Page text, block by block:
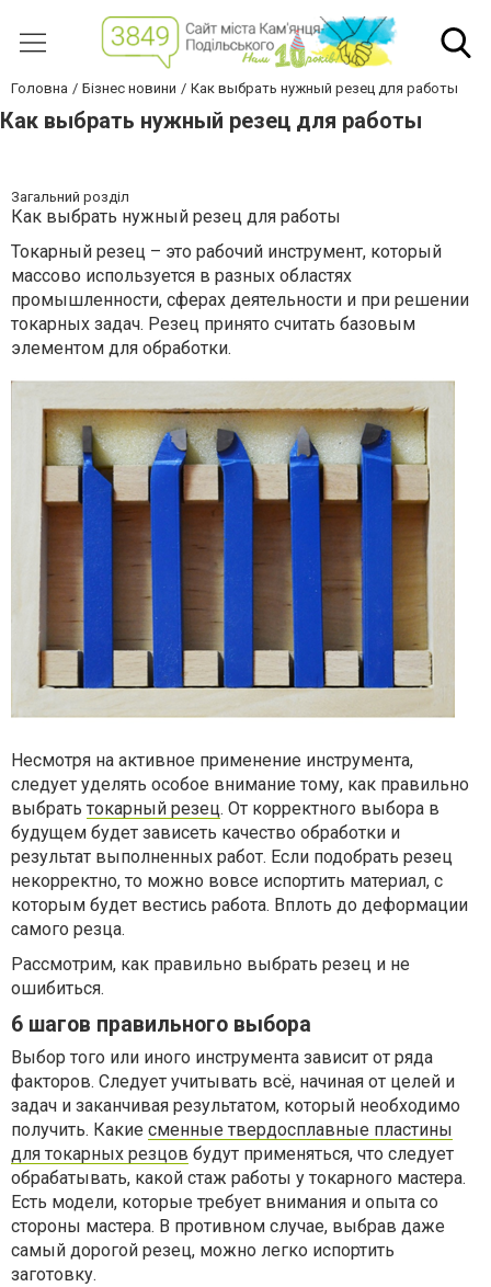
Головна Бізнес новини Как выбрать нужный резец для работы
Как выбрать нужный резец для работы
Загальний розділ
Как выбрать нужный резец для работы
Токарный резец – это рабочий инструмент, который
массово используется в разных областях
промышленности, сферах деятельности и при решении
токарных задач. Резец принято считать базовым
элементом для обработки.
Несмотря на активное применение инструмента,
следует уделять особое внимание тому, как правильно
выбрать токарный резец. От корректного выбора в
будущем будет зависеть качество обработки и
результат выполненных работ. Если подобрать резец
некорректно, то можно вовсе испортить материал, с
которым будет вестись работа. Вплоть до деформации
самого резца.
Рассмотрим, как правильно выбрать резец и не
ошибиться.
6 шагов правильного выбора
Выбор того или иного инструмента зависит от ряда
факторов. Следует учитывать всё, начиная от целей и
задач и заканчивая результатом, который необходимо
получить. Какие сменные твердосплавные пластины
для токарных резцов будут применяться, что следует
обрабатывать, какой стаж работы у токарного мастера.
Есть модели, которые требует внимания и опыта со
стороны мастера. В противном случае, выбрав даже
самый дорогой резец, можно легко испортить
заготовку.